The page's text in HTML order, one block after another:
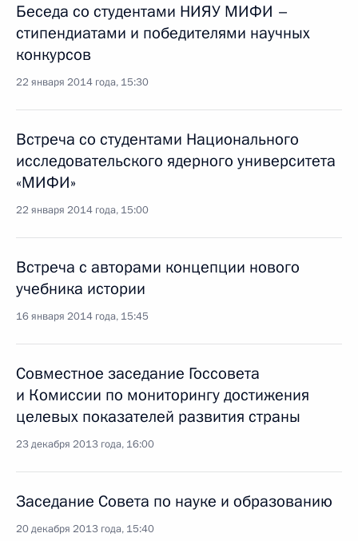
Беседа со студентами НИЯУ МИФИ –
стипендиатами и победителями научных
конкурсов
22 января 2014 года, 15:30
Встреча со студентами Национального
исследовательского ядерного университета
«МИФИ»
22 января 2014 года, 15:00
Встреча с авторами концепции нового
учебника истории
16 января 2014 года, 15:45
Совместное заседание Госсовета
и Комиссии по мониторингу достижения
целевых показателей развития страны
23 декабря 2013 года, 16:00
Заседание Совета по науке и образованию
20 декабря 2013 года, 15:40